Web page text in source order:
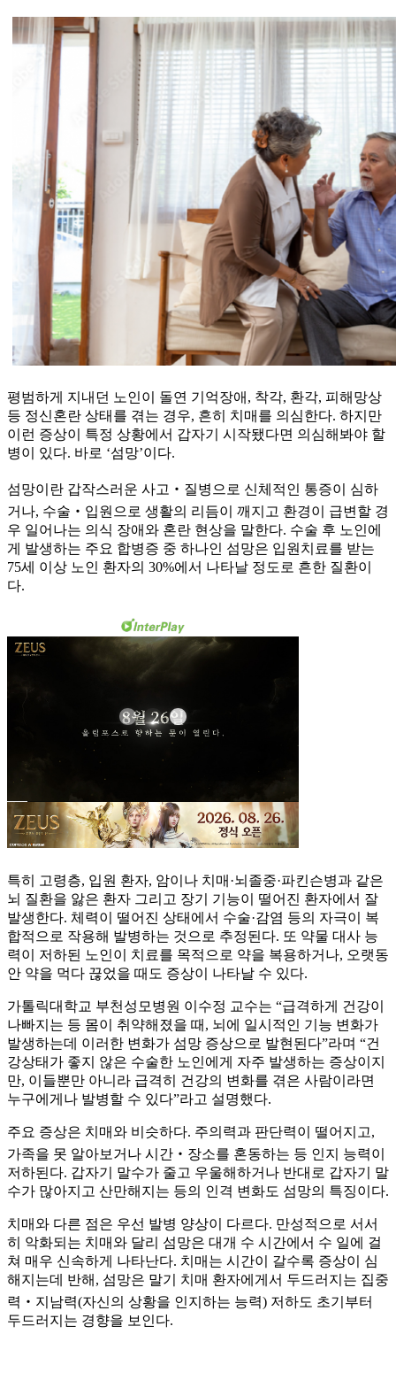
평범하게 지내던 노인이 돌연 기억장애, 착각, 환각, 피해망상
등 정신혼란 상태를 겪는 경우, 흔히 치매를 의심한다. 하지만
이런 증상이 특정 상황에서 갑자기 시작됐다면 의심해봐야 할
병이 있다. 바로 ‘섬망’이다.
섬망이란 갑작스러운 사고‧질병으로 신체적인 통증이 심하
거나, 수술‧입원으로 생활의 리듬이 깨지고 환경이 급변할 경
우 일어나는 의식 장애와 혼란 현상을 말한다. 수술 후 노인에
게 발생하는 주요 합병증 중 하나인 섬망은 입원치료를 받는
75세 이상 노인 환자의 30%에서 나타날 정도로 흔한 질환이
다.
특히 고령층, 입원 환자, 암이나 치매·뇌졸중·파킨슨병과 같은
뇌 질환을 앓은 환자 그리고 장기 기능이 떨어진 환자에서 잘
발생한다. 체력이 떨어진 상태에서 수술·감염 등의 자극이 복
합적으로 작용해 발병하는 것으로 추정된다. 또 약물 대사 능
력이 저하된 노인이 치료를 목적으로 약을 복용하거나, 오랫동
안 약을 먹다 끊었을 때도 증상이 나타날 수 있다.
가톨릭대학교 부천성모병원 이수정 교수는 “급격하게 건강이
나빠지는 등 몸이 취약해졌을 때, 뇌에 일시적인 기능 변화가
발생하는데 이러한 변화가 섬망 증상으로 발현된다”라며 “건
강상태가 좋지 않은 수술한 노인에게 자주 발생하는 증상이지
만, 이들뿐만 아니라 급격히 건강의 변화를 겪은 사람이라면
누구에게나 발병할 수 있다”라고 설명했다.
주요 증상은 치매와 비슷하다. 주의력과 판단력이 떨어지고,
가족을 못 알아보거나 시간‧장소를 혼동하는 등 인지 능력이
저하된다. 갑자기 말수가 줄고 우울해하거나 반대로 갑자기 말
수가 많아지고 산만해지는 등의 인격 변화도 섬망의 특징이다.
치매와 다른 점은 우선 발병 양상이 다르다. 만성적으로 서서
히 악화되는 치매와 달리 섬망은 대개 수 시간에서 수 일에 걸
쳐 매우 신속하게 나타난다. 치매는 시간이 갈수록 증상이 심
해지는데 반해, 섬망은 말기 치매 환자에게서 두드러지는 집중
력‧지남력(자신의 상황을 인지하는 능력) 저하도 초기부터
두드러지는 경향을 보인다.